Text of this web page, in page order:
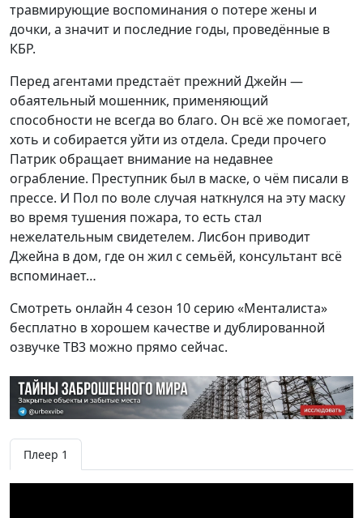
травмирующие воспоминания о потере жены и
дочки, а значит и последние годы, проведённые в
КБР.
Перед агентами предстаёт прежний Джейн —
обаятельный мошенник, применяющий
способности не всегда во благо. Он всё же помогает,
хоть и собирается уйти из отдела. Среди прочего
Патрик обращает внимание на недавнее
ограбление. Преступник был в маске, о чём писали в
прессе. И Пол по воле случая наткнулся на эту маску
во время тушения пожара, то есть стал
нежелательным свидетелем. Лисбон приводит
Джейна в дом, где он жил с семьёй, консультант всё
вспоминает…
Смотреть онлайн 4 сезон 10 серию «Менталиста»
бесплатно в хорошем качестве и дублированной
озвучке ТВ3 можно прямо сейчас.
Плеер 1